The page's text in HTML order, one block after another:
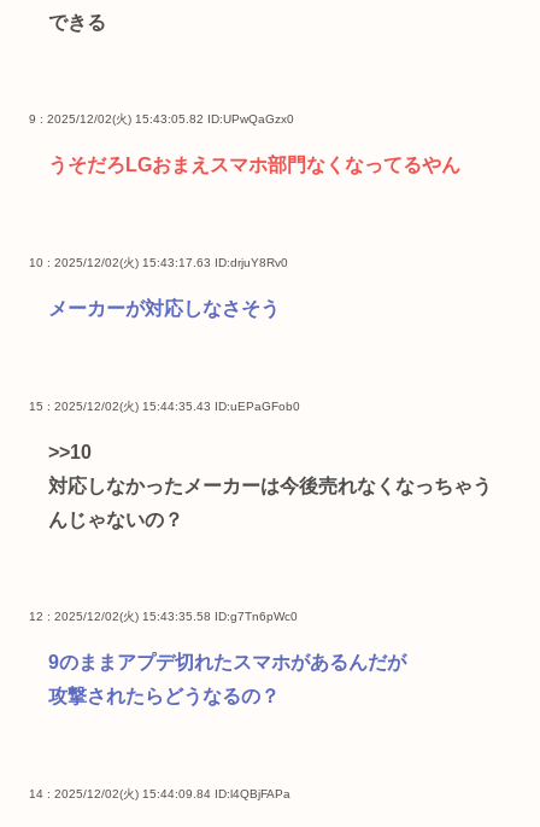
できる
9 : 2025/12/02(火) 15:43:05.82 ID:UPwQaGzx0
うそだろLGおまえスマホ部門なくなってるやん
10 : 2025/12/02(火) 15:43:17.63 ID:drjuY8Rv0
メーカーが対応しなさそう
15 : 2025/12/02(火) 15:44:35.43 ID:uEPaGFob0
>>10
対応しなかったメーカーは今後売れなくなっちゃう
んじゃないの？
12 : 2025/12/02(火) 15:43:35.58 ID:g7Tn6pWc0
9のままアプデ切れたスマホがあるんだが
攻撃されたらどうなるの？
14 : 2025/12/02(火) 15:44:09.84 ID:l4QBjFAPa